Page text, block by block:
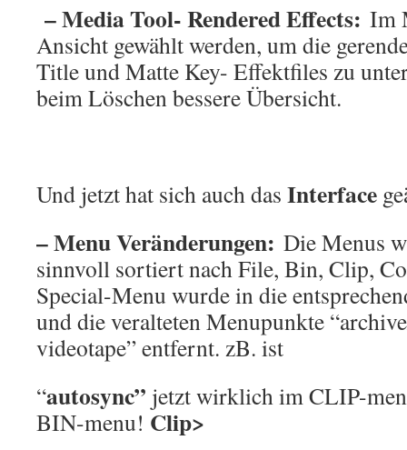
– Media Tool- Rendered Effects: Im
Ansicht gewählt werden, um die
Title und Matte Key- Effektfiles zu
beim Löschen bessere Übersicht.
Und jetzt hat sich auch das Interface
– Menu Veränderungen: Die Menus
sinnvoll sortiert nach File, Bin, Clip,
Special-Menu wurde in die
und die veralteten Menupunkte
videotape” entfernt. zB. ist
“autosync” jetzt wirklich im CLIP-
BIN-menu! Clip>